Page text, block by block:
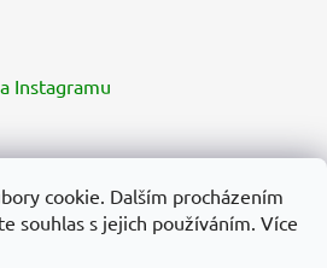
cookie. Dalším procházením
souhlas s jejich používáním. Více
Instagramu